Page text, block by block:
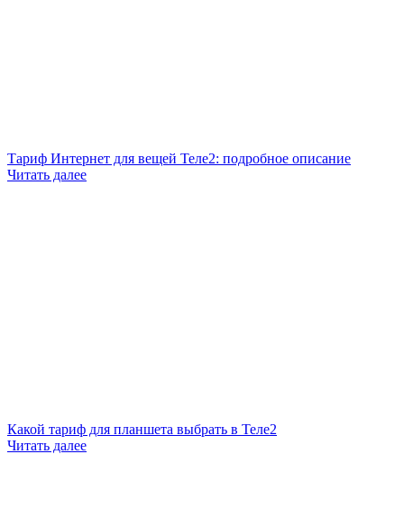
Тариф Интернет для вещей Теле2: подробное описание
Читать далее
Какой тариф для планшета выбрать в Теле2
Читать далее